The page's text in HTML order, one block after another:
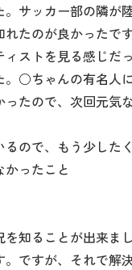
サッカー部の隣が
たのが良かったです
ィストを見る感じ
○ちゃんの有名人
たので、次回元気
ので、もう少した
ったこと
知ることが出来ま
ですが、それで解